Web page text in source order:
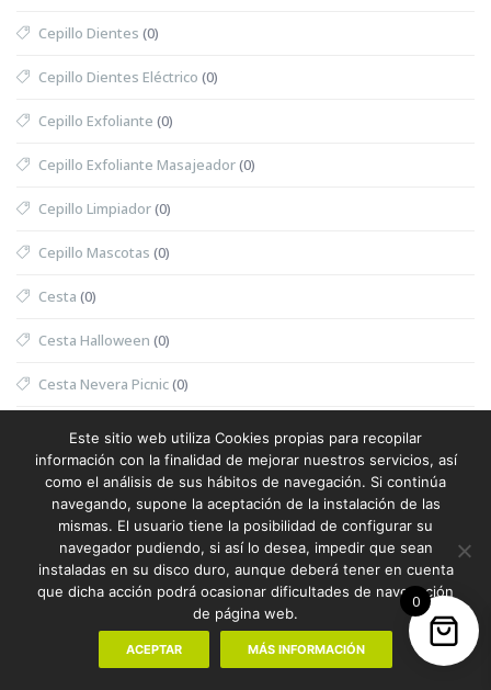
Cepillo Dientes (0)
Cepillo Dientes Eléctrico (0)
Cepillo Exfoliante (0)
Cepillo Exfoliante Masajeador(0)
Cepillo Limpiador(0)
Cepillo Mascotas (0)
Cesta (0)
Cesta Halloween (0)
Cesta Nevera Picnic(0)
Cesta Picnic (0)
Cesta Térmica(0)
Chaleco(1)
Chaleco Mujer (0)
Chaleco Reflectante(0)
(0)
0
Este sitio web utiliza Cookies propias para recopilar
información con la finalidad de mejorar nuestros servicios, así
como el análisis de sus hábitos de navegación. Si continúa
navegando, supone la aceptación de la instalación de las
mismas. El usuario tiene la posibilidad de configurar su
navegador pudiendo, si así lo desea, impedir que sean
instaladas en su disco duro, aunque deberá tener en cuenta
que dicha acción podrá ocasionar dificultades de navegación
de página web.
ACEPTAR MÁS INFORMACIÓN